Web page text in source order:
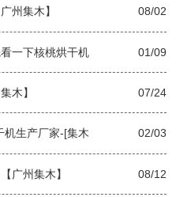
州集木】 08/02
一下核桃烘干机 01/09
木】 07/24
机生产厂家-[集木 02/03
广州集木】 08/12